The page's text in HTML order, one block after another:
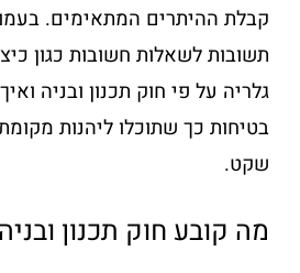
קבלת ההיתרים המתאימים.
תשובות לשאלות חשובות כגון
גלריה על פי חוק תכנון ובניה
בטיחות כך שתוכלו ליהנות
שקט.
מה קובע חוק תכנון